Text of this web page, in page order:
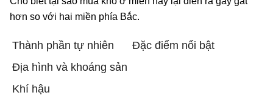
hơn so với hai miền phía Bắc.
Thành phần tự nhiên
Đặc điểm nổi bật
Địa hình và khoáng sản
Khí hậu